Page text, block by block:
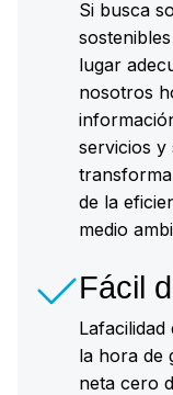
Si busca
lugar
nosotros
servicios y
de la
medio
Fácil
la hora de
neta cero